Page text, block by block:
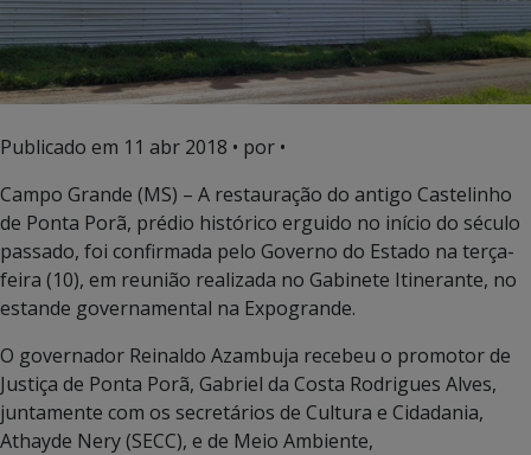
Publicado em 11 abr 2018 • por •
Campo Grande (MS) – A restauração do antigo Castelinho
de Ponta Porã, prédio histórico erguido no início do século
passado, foi confirmada pelo Governo do Estado na terça-
feira (10), em reunião realizada no Gabinete Itinerante, no
estande governamental na Expogrande.
O governador Reinaldo Azambuja recebeu o promotor de
Justiça de Ponta Porã, Gabriel da Costa Rodrigues Alves,
juntamente com os secretários de Cultura e Cidadania,
Athayde Nery (SECC), e de Meio Ambiente,